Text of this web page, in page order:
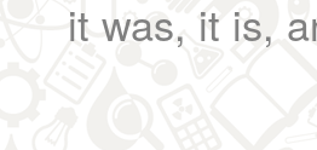
it was, it is,